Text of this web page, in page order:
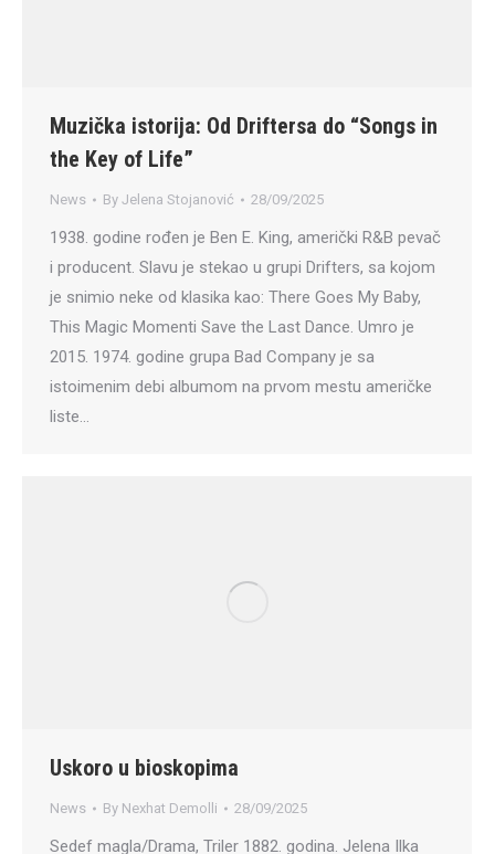
Muzička istorija: Od Driftersa do “Songs in
the Key of Life”
News By Jelena Stojanović 28/09/2025
1938. godine rođen je Ben E. King, američki R&B pevač
i producent. Slavu je stekao u grupi Drifters, sa kojom
je snimio neke od klasika kao: There Goes My Baby,
This Magic Momenti Save the Last Dance. Umro je
2015. 1974. godine grupa Bad Company je sa
istoimenim debi albumom na prvom mestu američke
liste…
Uskoro u bioskopima
News By Nexhat Demolli 28/09/2025
Sedef magla/Drama, Triler 1882. godina. Jelena Ilka